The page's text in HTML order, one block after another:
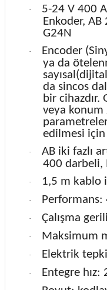
·
5-24 V 400
Enkoder, AB
G24N
·
Encoder
ya da
da sincos
bir cihazdır.
veya
edilmesi için
·
AB iki fazlı
400 darbeli,
· 1,5 m kablo
· Performans:
· Çalışma
· Maksimum
· Elektrik
· Entegre hız: